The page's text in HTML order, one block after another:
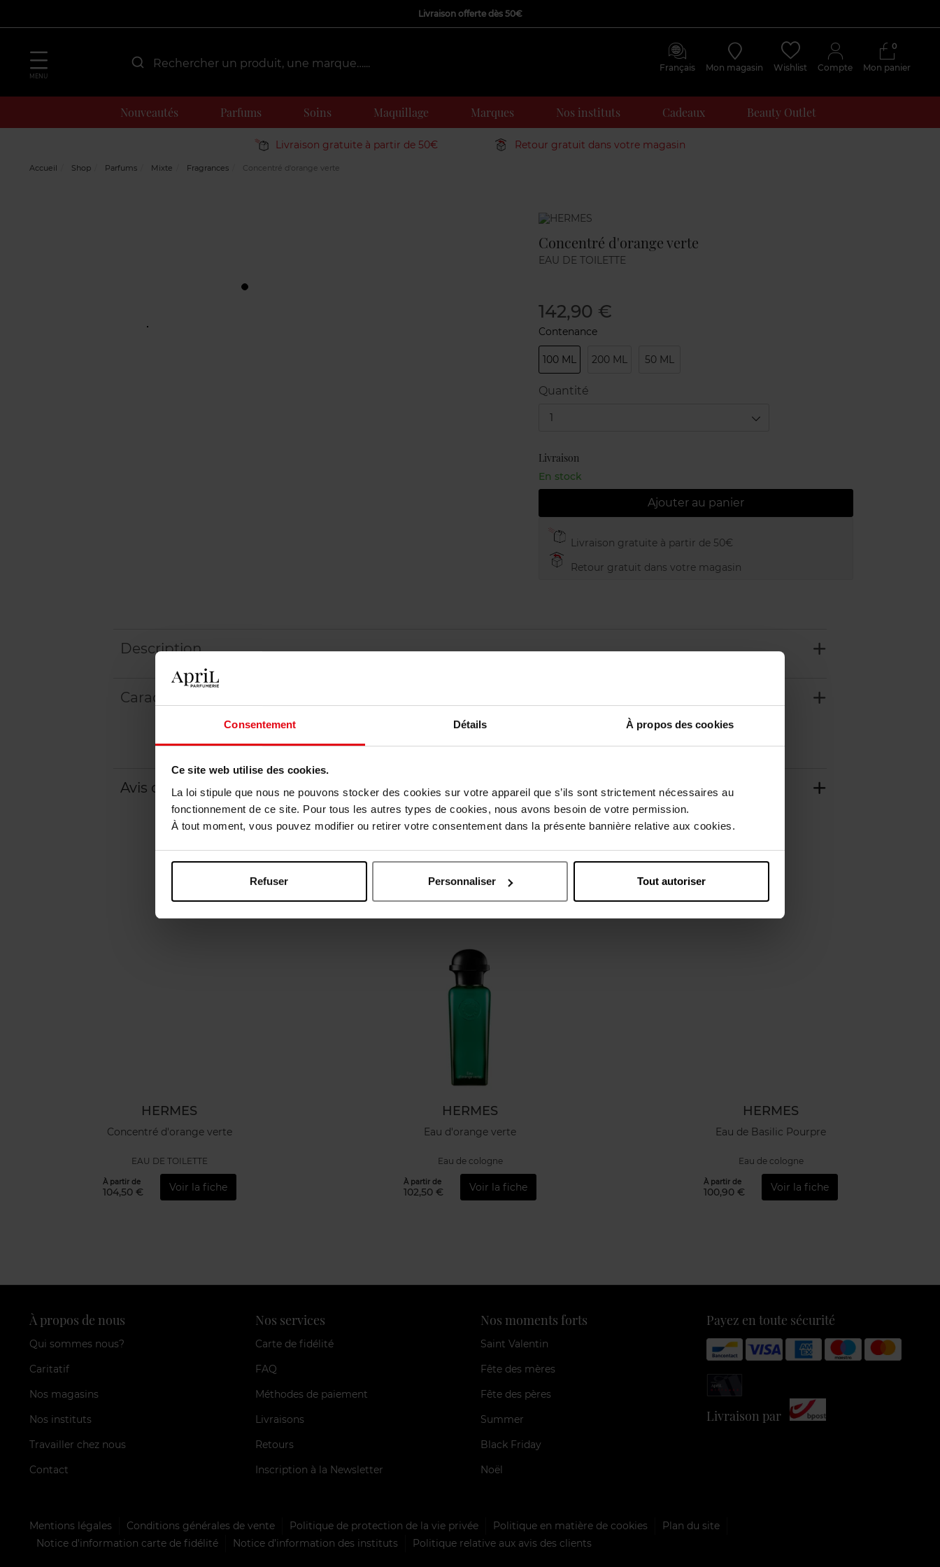
Consentement Détails À propos des cookies
Ce site web utilise des cookies.
La loi stipule que nous ne pouvons stocker des cookies sur votre appareil que s’ils sont strictement nécessaires au
fonctionnement de ce site. Pour tous les autres types de cookies, nous avons besoin de votre permission.
À tout moment, vous pouvez modifier ou retirer votre consentement dans la présente bannière relative aux cookies.
Refuser Personnaliser Tout autoriser
Livraison offerte dès 50€
MENU
Français Mon magasin Wishlist Compte Mon panier
0
Nouveautés Parfums Soins Maquillage Marques Nos instituts Cadeaux Beauty Outlet
Livraison gratuite à partir de 50€ Retour gratuit dans votre magasin
Accueil Shop Parfums Mixte Fragrances Concentré d'orange verte
Marque
Concentré d'orange verte
EAU DE TOILETTE
142,90 €
Contenance
100 ML 200 ML 50 ML
Quantité
1
Livraison
En stock
Ajouter au panier
Livraison gratuite à partir de 50€
Retour gratuit dans votre magasin
Description
Caractéristiques
Avis client Politique relative aux avis des clients
Oublié quelque chose ?
HERMES
Concentré d'orange verte
EAU DE TOILETTE
À partir de
104,50 € Voir la fiche
Exclusivité Web
HERMES
Eau d'orange verte
Eau de cologne
À partir de
102,50 € Voir la fiche
HERMES
Eau de Basilic Pourpre
Eau de cologne
À partir de
100,90 € Voir la fiche
À propos de nous
Qui sommes nous?
Caritatif
Nos magasins
Nos instituts
Travailler chez nous
Contact
Nos services
Carte de fidélité
FAQ
Méthodes de paiement
Livraisons
Retours
Inscription à la Newsletter
Nos moments forts
Saint Valentin
Fête des mères
Fête des pères
Summer
Black Friday
Noël
Payez en toute sécurité
Livraison par
Mentions légales Conditions générales de vente Politique de protection de la vie privée Politique en matière de cookies
Plan du site
Notice d'information carte de fidélité
Notice d’information des instituts Politique relative aux avis des clients